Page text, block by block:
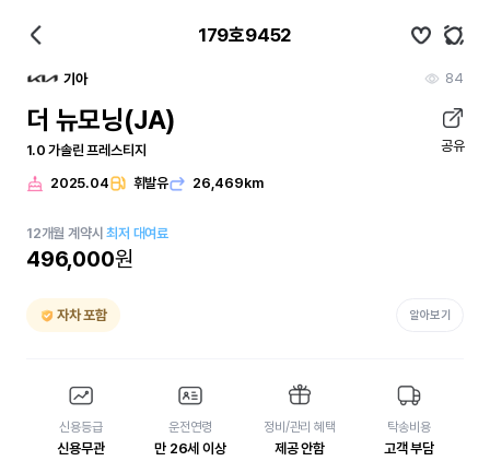
179호9452
기아 84
더 뉴모닝(JA)
1.0 가솔린 프레스티지 공유
2025.04 휘발유 26,469km
12개월 계약시최저 대여료
496,000원
자차 포함 알아보기
신용등급
신용무관
운전연령
만 26세 이상
정비/관리 혜택
제공 안함
탁송비용
고객 부담